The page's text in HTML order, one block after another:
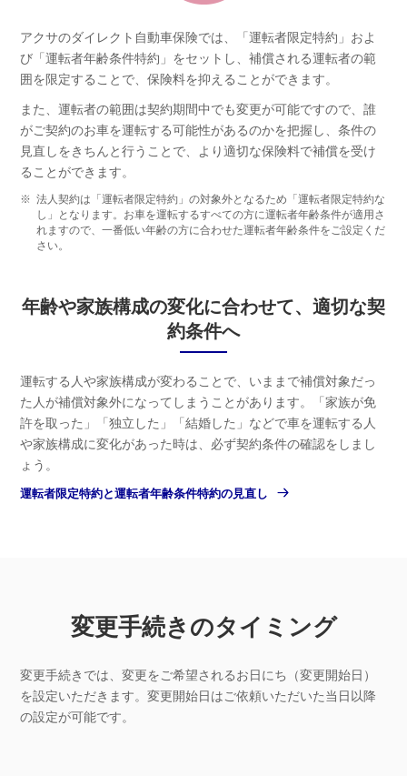
アクサのダイレクト自動車保険では、「運転者限定特約」およ
び「運転者年齢条件特約」をセットし、補償される運転者の範
囲を限定することで、保険料を抑えることができます。
また、運転者の範囲は契約期間中でも変更が可能ですので、誰
がご契約のお車を運転する可能性があるのかを把握し、条件の
見直しをきちんと行うことで、より適切な保険料で補償を受け
ることができます。
※ 法人契約は「運転者限定特約」の対象外となるため「運転者限定特約な
し」となります。お車を運転するすべての方に運転者年齢条件が適用さ
れますので、一番低い年齢の方に合わせた運転者年齢条件をご設定くだ
さい。
年齢や家族構成の変化に合わせて、適切な契
約条件へ
運転する人や家族構成が変わることで、いままで補償対象だっ
た人が補償対象外になってしまうことがあります。「家族が免
許を取った」「独立した」「結婚した」などで車を運転する人
や家族構成に変化があった時は、必ず契約条件の確認をしまし
ょう。
運転者限定特約と運転者年齢条件特約の見直し
変更手続きのタイミング
変更手続きでは、変更をご希望されるお日にち（変更開始日）
を設定いただきます。変更開始日はご依頼いただいた当日以降
の設定が可能です。